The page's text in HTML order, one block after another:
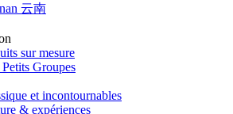
云南
sur mesure
Groupes
et incontournables
& expériences